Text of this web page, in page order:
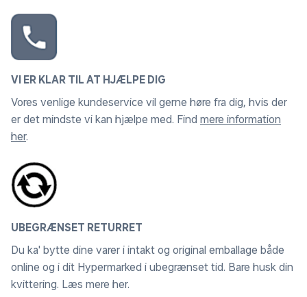
VI ER KLAR TIL AT HJÆLPE DIG
Vores venlige kundeservice vil gerne høre fra dig, hvis der
er det mindste vi kan hjælpe med. Find mere information
her.
UBEGRÆNSET RETURRET
Du ka' bytte dine varer i intakt og original emballage både
online og i dit Hypermarked i ubegrænset tid. Bare husk din
kvittering. Læs mere her.